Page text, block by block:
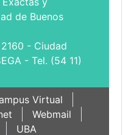
de Buenos
- Ciudad
- Tel. (54 11)
Virtual
Webmail
UBA